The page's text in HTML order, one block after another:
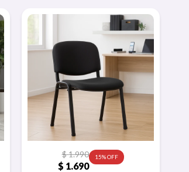
$ 1.690
$1.990 15